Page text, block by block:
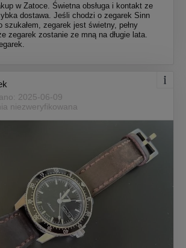
w Zatoce. Świetna obsługa i kontakt ze
dostawa. Jeśli chodzi o zegarek Sinn
szukałem, zegarek jest świetny, pełny
zegarek zostanie ze mną na długie lata.
2025-06-09
niezweryfikowana